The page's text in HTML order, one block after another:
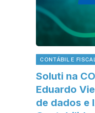
CONTÁBIL E FISCAL
Soluti na
Eduardo
de dados e